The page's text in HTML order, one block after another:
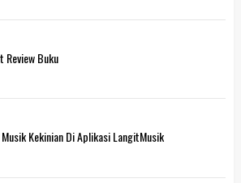
Review Buku
Kekinian Di Aplikasi LangitMusik